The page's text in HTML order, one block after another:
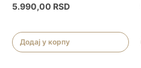
5.990,00 RSD
Додај у корпу